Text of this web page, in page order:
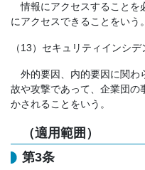
情報にアクセスすることを
にアクセスできることをいう。
（13）セキュリティインシデ
外的要因、内的要因に関わ
故や攻撃であって、企業団の
かされることをいう。
（適用範囲）
第3条